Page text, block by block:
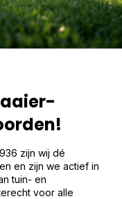
zijn wij dé
en zijn we actief in
tuin- en
voor alle